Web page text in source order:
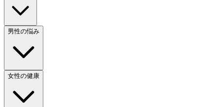
男性の悩み
女性の健康